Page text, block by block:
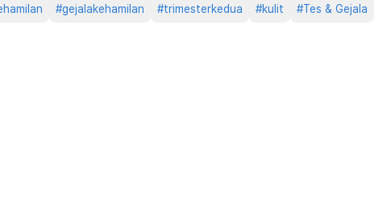
#gejalakehamilan #trimesterkedua #kulit #Tes & Gejala